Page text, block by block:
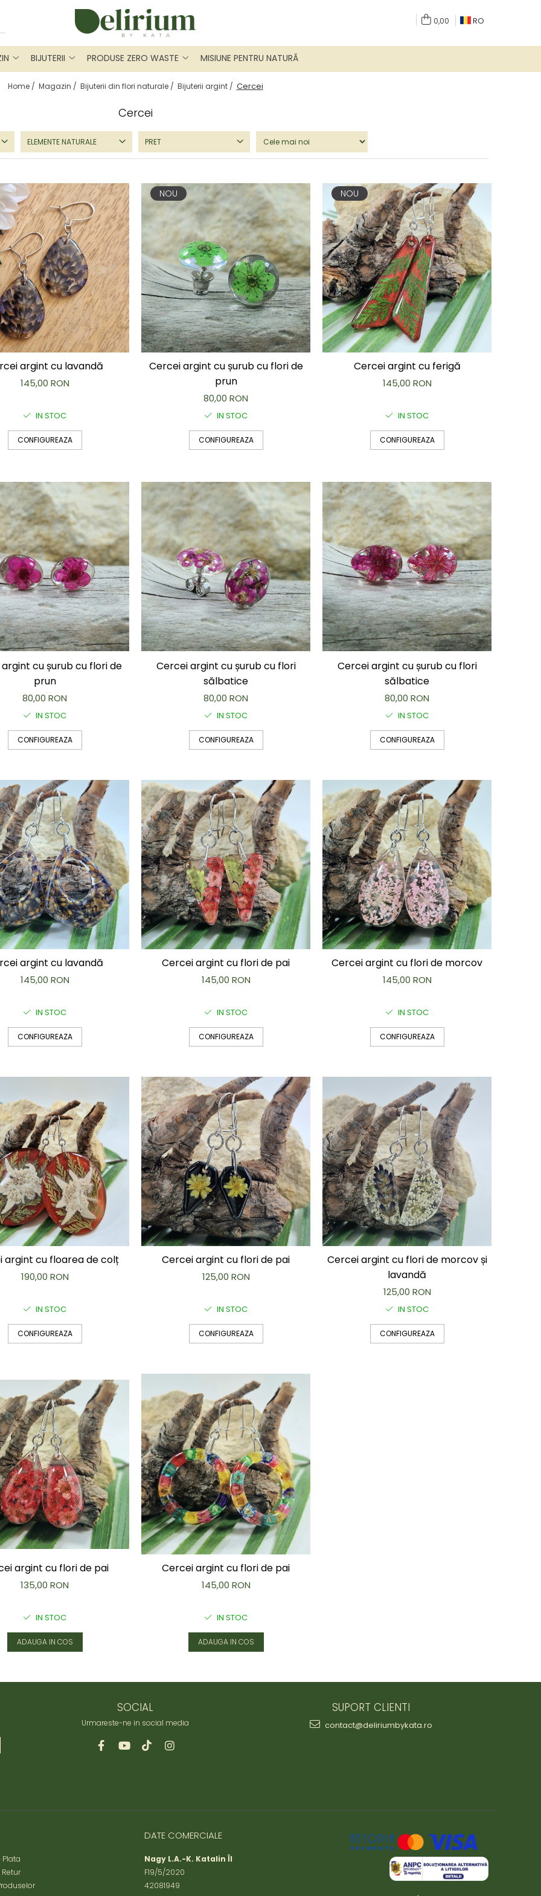
0,00 RO
BIJUTERII PRODUSE ZERO WASTE MISIUNE PENTRU NATURĂ
Home / Magazin / Bijuterii din flori naturale / Bijuterii argint / Cercei
Cercei
ELEMENTE NATURALE PRET
argint cu lavandă
145,00 RON
IN STOC
CONFIGUREAZA
NOU
Cercei argint cu șurub cu flori de
prun
80,00 RON
IN STOC
CONFIGUREAZA
NOU
Cercei argint cu ferigă
145,00 RON
IN STOC
CONFIGUREAZA
cu șurub cu flori de
prun
80,00 RON
IN STOC
CONFIGUREAZA
Cercei argint cu șurub cu flori
sălbatice
80,00 RON
IN STOC
CONFIGUREAZA
Cercei argint cu șurub cu flori
sălbatice
80,00 RON
IN STOC
CONFIGUREAZA
argint cu lavandă
145,00 RON
IN STOC
CONFIGUREAZA
Cercei argint cu flori de pai
145,00 RON
IN STOC
CONFIGUREAZA
Cercei argint cu flori de morcov
145,00 RON
IN STOC
CONFIGUREAZA
argint cu floarea de colț
190,00 RON
IN STOC
CONFIGUREAZA
Cercei argint cu flori de pai
125,00 RON
IN STOC
CONFIGUREAZA
Cercei argint cu flori de morcov și
lavandă
125,00 RON
IN STOC
CONFIGUREAZA
argint cu flori de pai
135,00 RON
IN STOC
ADAUGA IN COS
Cercei argint cu flori de pai
145,00 RON
IN STOC
ADAUGA IN COS
SOCIAL
Urmareste-ne in social media
SUPORT CLIENTI
contact@deliriumbykata.ro
Plata
DATE COMERCIALE
Nagy L.A.-K. Katalin ÎI
F19/5/2020
42081949